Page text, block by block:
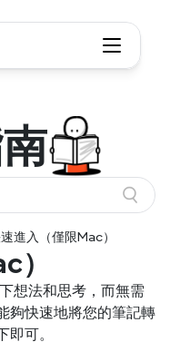
進入（僅限Mac）
）
想法和思考，而無需
夠快速地將您的筆記轉
可。